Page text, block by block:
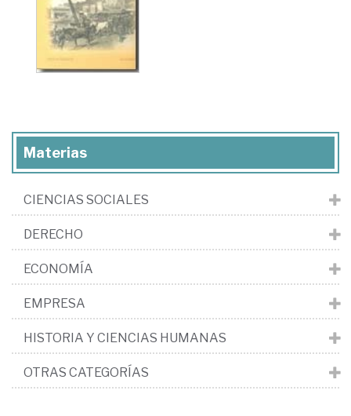
Materias
CIENCIAS SOCIALES
DERECHO
ECONOMÍA
EMPRESA
HISTORIA Y CIENCIAS HUMANAS
OTRAS CATEGORÍAS